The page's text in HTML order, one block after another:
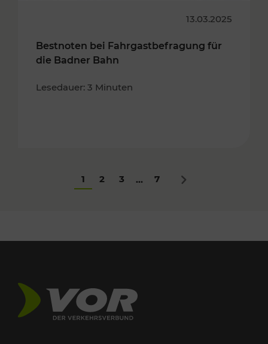
13.03.2025
Bestnoten bei Fahrgastbefragung für
die Badner Bahn
Lesedauer: 3 Minuten
1 2 3 ... 7 Nächstes